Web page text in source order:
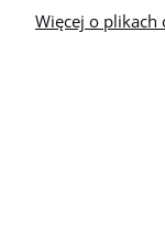
Więcej o plikach